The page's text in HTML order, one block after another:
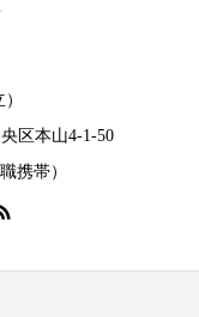
区本山4-1-50
携帯）